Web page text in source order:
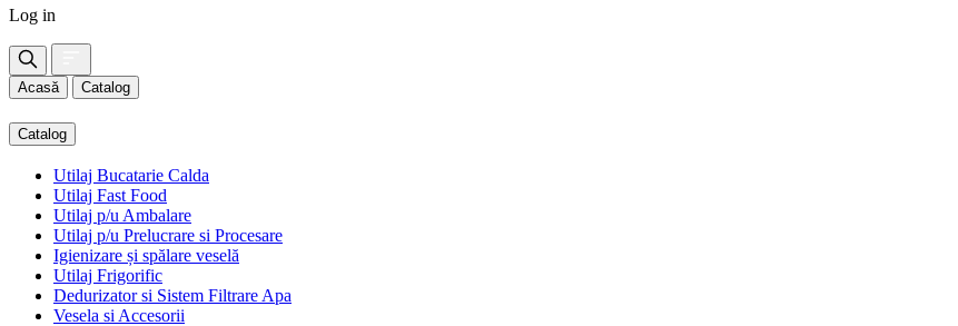
Log in
Acasă Catalog
Catalog
Utilaj Bucatarie Calda
Utilaj Fast Food
Utilaj p/u Ambalare
Utilaj p/u Prelucrare si Procesare
Igienizare și spălare veselă
Utilaj Frigorific
Dedurizator si Sistem Filtrare Apa
Vesela si Accesorii